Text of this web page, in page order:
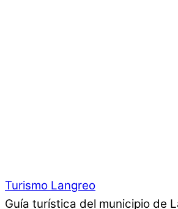
Turismo Langreo
Guía turística del municipio de